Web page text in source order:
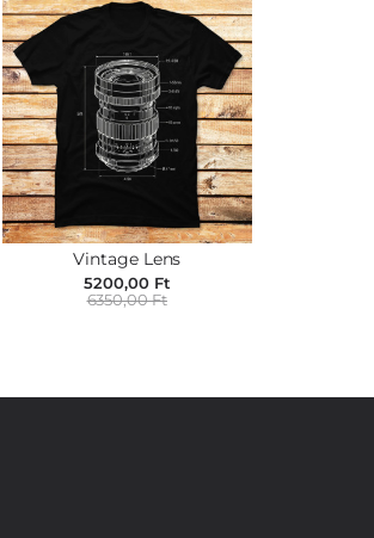
Vintage Lens
5200,00 Ft
6350,00 Ft